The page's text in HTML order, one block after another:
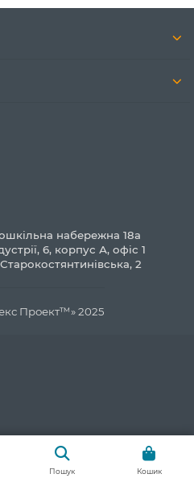
блендер можна
набережна 18а
6, корпус А, офіс 1
2
Проект™» 2025
Пошук Кошик